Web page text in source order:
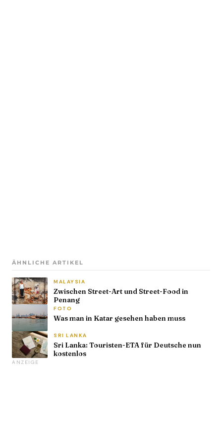
ÄHNLICHE ARTIKEL
MALAYSIA
Zwischen Street-Art und Street-Food in
Penang
FOTO
Was man in Katar gesehen haben muss
SRI LANKA
Sri Lanka: Touristen-ETA für Deutsche nun
kostenlos
ANZEIGE